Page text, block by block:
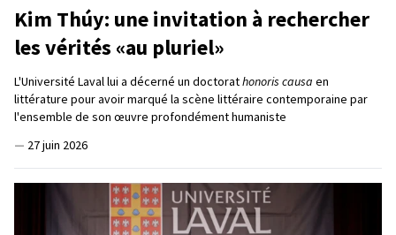
Kim Thúy: une invitation à rechercher
les vérités «au pluriel»
L'Université Laval lui a décerné un doctorathonoris causa en
littérature pour avoir marqué la scène littéraire contemporaine par
l'ensemble de son œuvre profondément humaniste
— 27 juin 2026